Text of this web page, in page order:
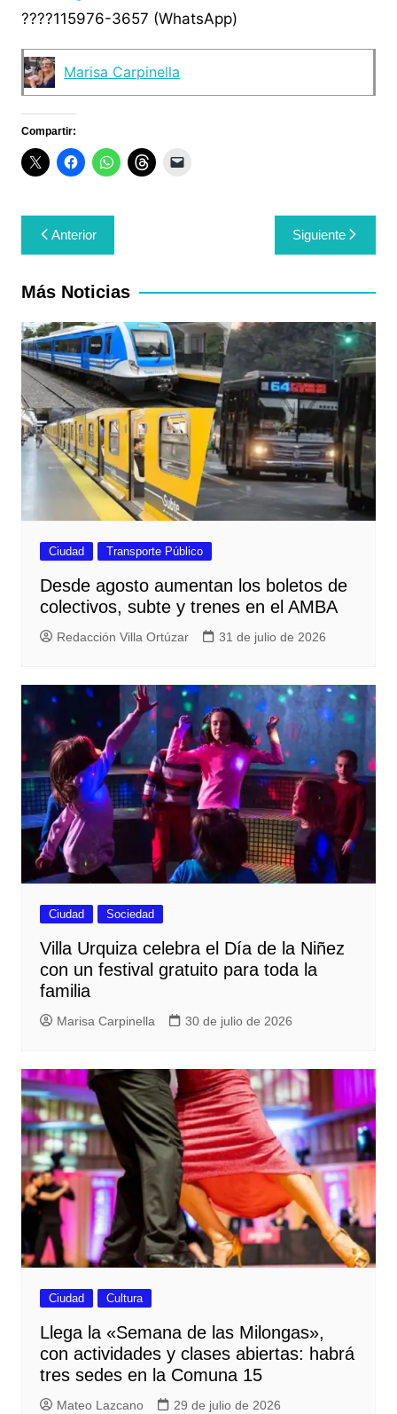
????115976-3657 (WhatsApp)
Marisa Carpinella
Compartir:
Navegación
de
entradas
Anterior Siguiente
Más Noticias
Ciudad Transporte Público
Desde agosto aumentan los boletos de
colectivos, subte y trenes en el AMBA
Redacción Villa Ortúzar 31 de julio de 2026
Ciudad Sociedad
Villa Urquiza celebra el Día de la Niñez
con un festival gratuito para toda la
familia
Marisa Carpinella 30 de julio de 2026
Ciudad Cultura
Llega la «Semana de las Milongas»,
con actividades y clases abiertas: habrá
tres sedes en la Comuna 15
Mateo Lazcano 29 de julio de 2026